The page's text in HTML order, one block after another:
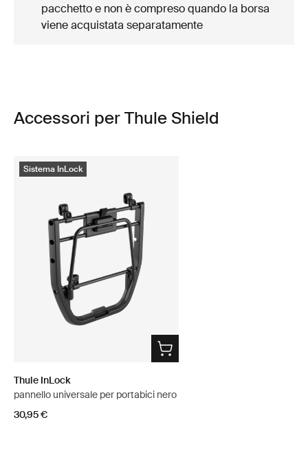
pacchetto e non è compreso quando la borsa
viene acquistata separatamente
Accessori per Thule Shield
Sistema InLock
Thule InLock
pannello universale per portabici nero
30,95 €